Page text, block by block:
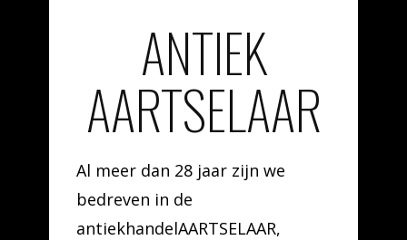
ANTIEK
AARTSELAAR
Al meer dan 28 jaar zijn we
bedreven in de
antiekhandelAARTSELAAR,